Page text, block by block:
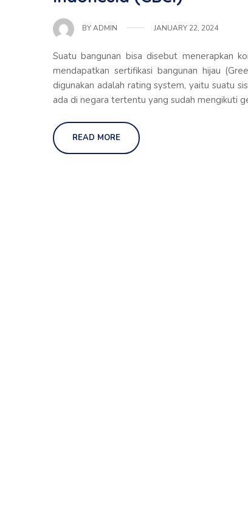
BYADMIN JANUARY 22, 2024
Suatu bangunan bisa disebut menerapkan
mendapatkan sertifikasi bangunan hijau
digunakan adalah rating system, yaitu suatu
ada di negara tertentu yang sudah mengikuti
READ MORE